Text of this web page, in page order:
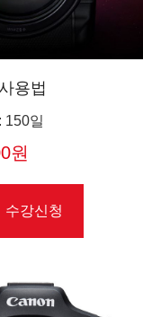
용법
150일
원
수강신청